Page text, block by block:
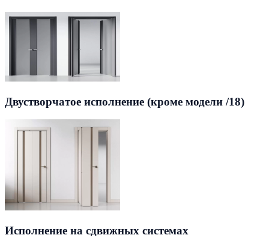
Двустворчатое исполнение (кроме модели /18)
Исполнение на сдвижных системах